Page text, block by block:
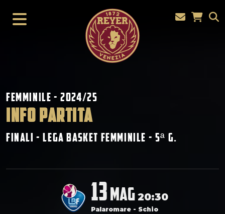
Femminile - 2024/25
INFO PARTITA
Finali - Lega Basket Femminile - 5ª G.
13mag 20:30
Palaromare - Schio